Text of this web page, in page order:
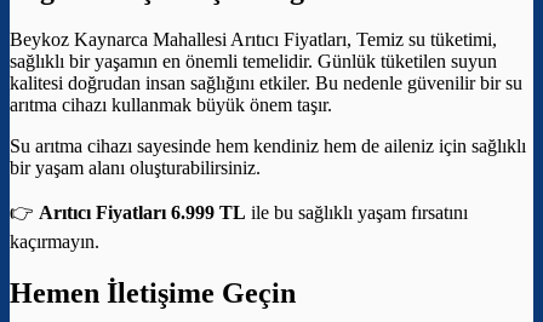
Beykoz Kaynarca Mahallesi Arıtıcı Fiyatları, Temiz su tüketimi,
sağlıklı bir yaşamın en önemli temelidir. Günlük tüketilen suyun
kalitesi doğrudan insan sağlığını etkiler. Bu nedenle güvenilir bir su
arıtma cihazı kullanmak büyük önem taşır.
Su arıtma cihazı sayesinde hem kendiniz hem de aileniz için sağlıklı
bir yaşam alanı oluşturabilirsiniz.
👉 Arıtıcı Fiyatları 6.999 TL ile bu sağlıklı yaşam fırsatını
kaçırmayın.
Hemen İletişime Geçin